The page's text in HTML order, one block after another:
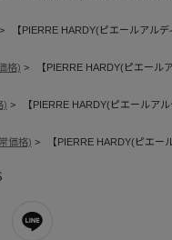
【PIERRE HARDY(ピエールアル
格) 【PIERRE HARDY(ピエール
) 【PIERRE HARDY(ピエールア
価格) 【PIERRE HARDY(ピエ